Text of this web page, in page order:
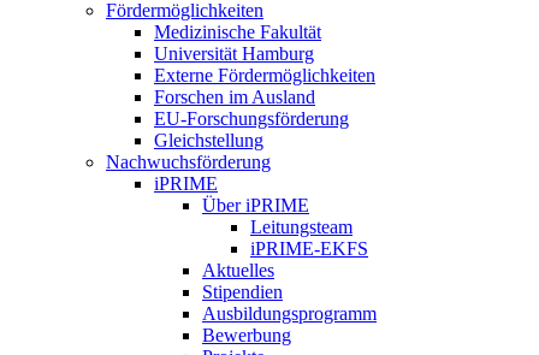
Fördermöglichkeiten
Medizinische Fakultät
Universität Hamburg
Externe Fördermöglichkeiten
Forschen im Ausland
EU-Forschungsförderung
Gleichstellung
Nachwuchsförderung
iPRIME
Über iPRIME
Leitungsteam
iPRIME-EKFS
Aktuelles
Stipendien
Ausbildungsprogramm
Bewerbung